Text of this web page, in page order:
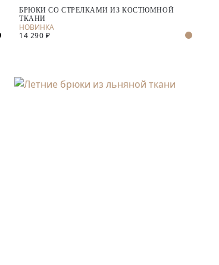
БРЮКИ СО СТРЕЛКАМИ ИЗ КОСТЮМНОЙ
ТКАНИ
14 290 ₽